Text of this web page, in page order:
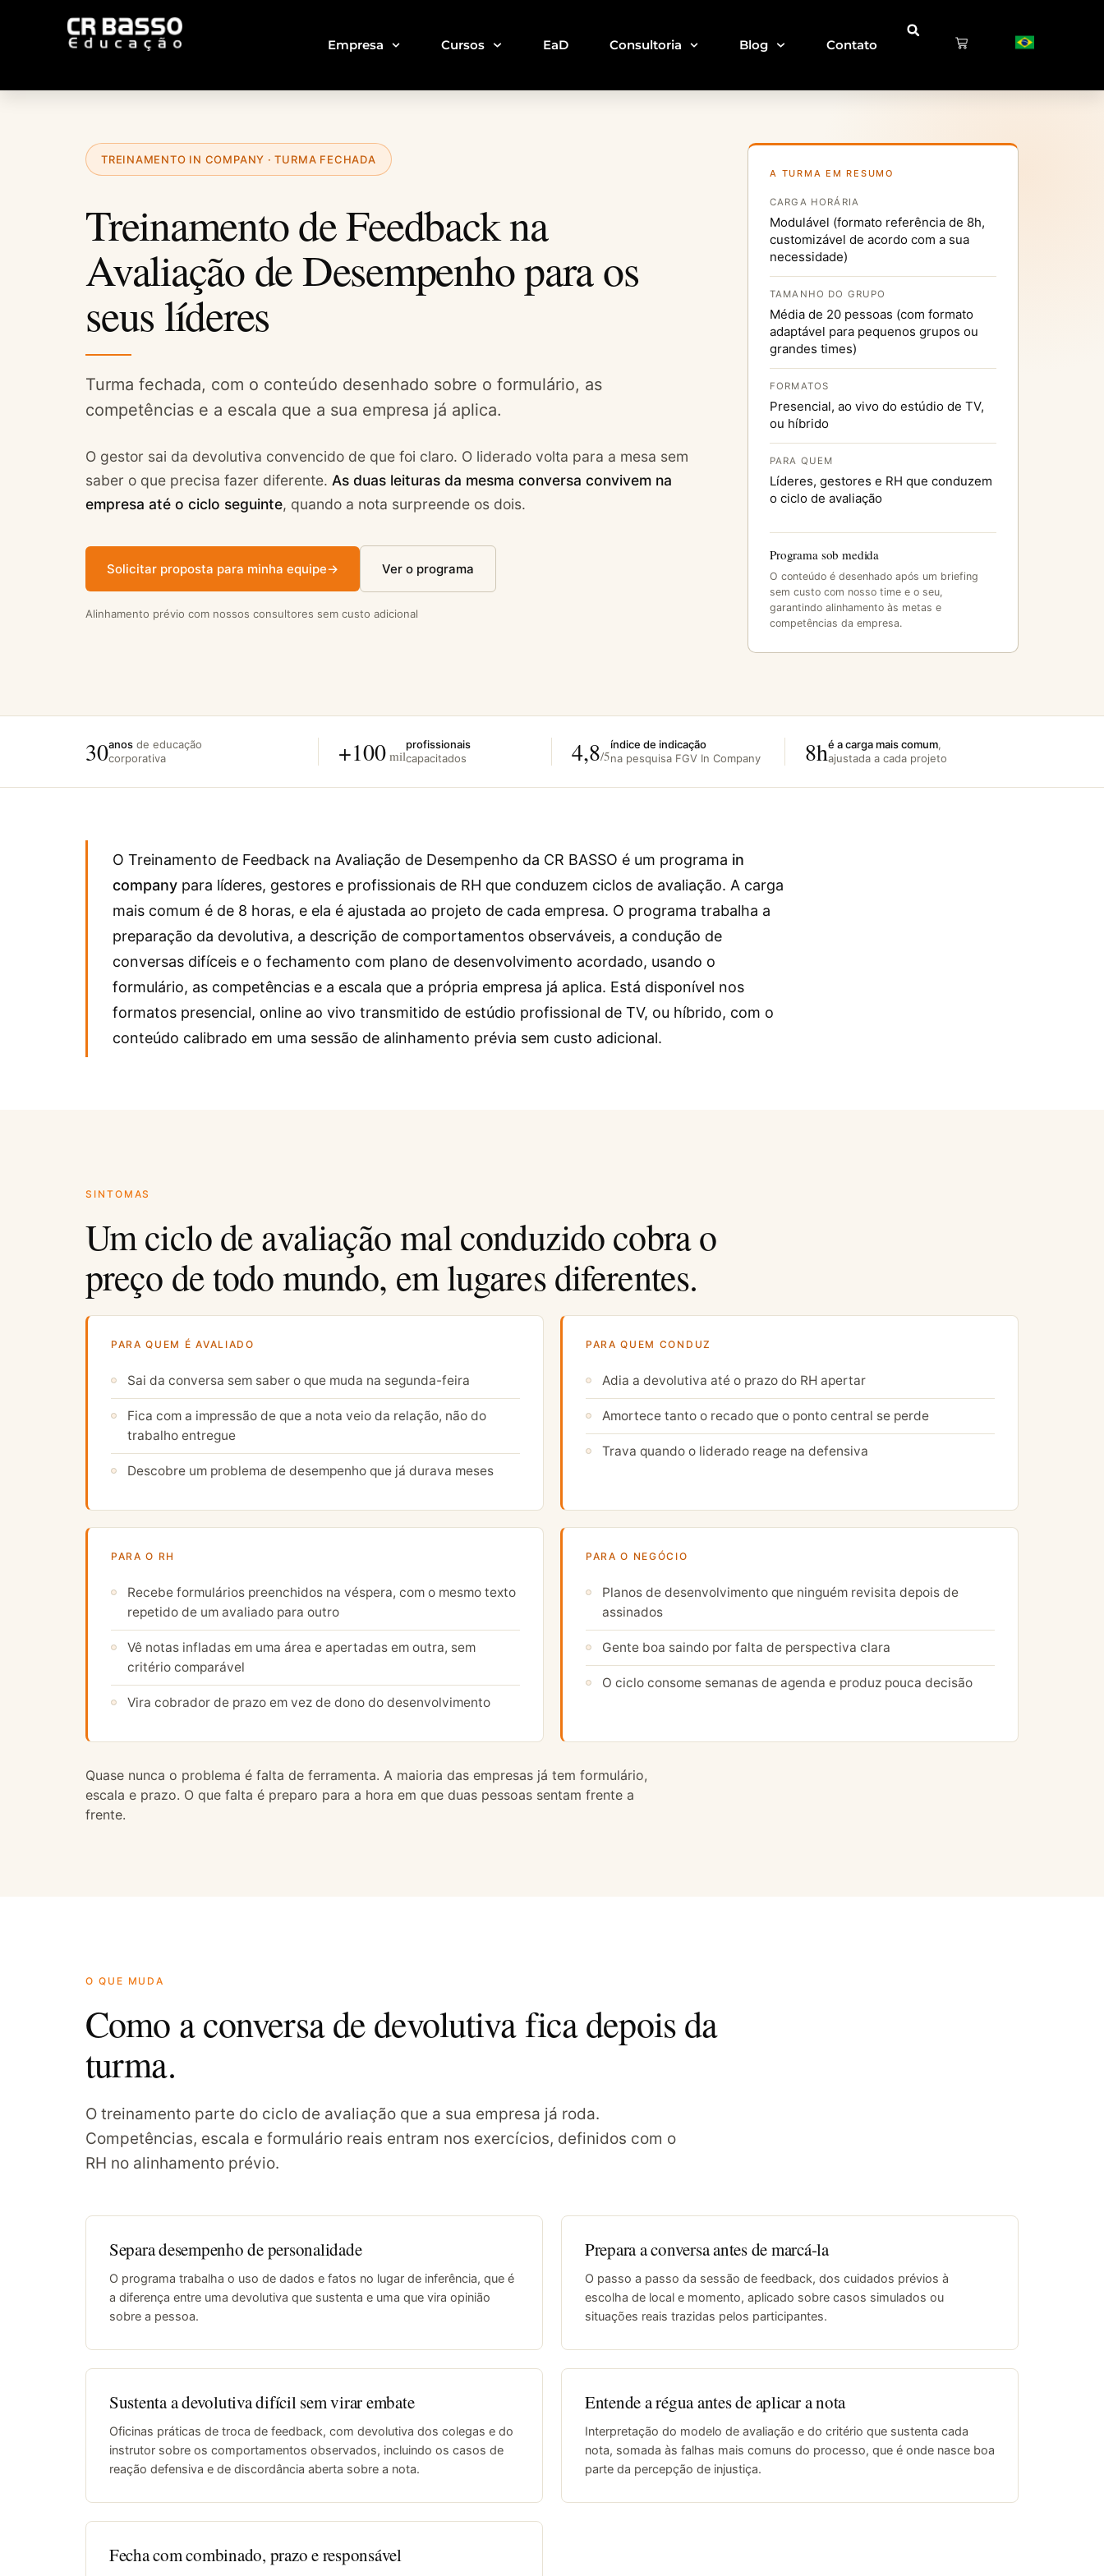
Empresa Cursos EaD Consultoria Blog Contato
TREINAMENTO IN COMPANY · TURMA FECHADA
Treinamento de Feedback na
Avaliação de Desempenho para os
seus líderes
Turma fechada, com o conteúdo desenhado sobre o formulário, as
competências e a escala que a sua empresa já aplica.
O gestor sai da devolutiva convencido de que foi claro. O liderado volta para a mesa sem
saber o que precisa fazer diferente. As duas leituras da mesma conversa convivem na
empresa até o ciclo seguinte, quando a nota surpreende os dois.
Solicitar proposta para minha equipe→ Ver o programa
Alinhamento prévio com nossos consultores sem custo adicional
A TURMA EM RESUMO
CARGA HORÁRIA
Modulável (formato referência de 8h,
customizável de acordo com a sua
necessidade)
TAMANHO DO GRUPO
Média de 20 pessoas (com formato
adaptável para pequenos grupos ou
grandes times)
FORMATOS
Presencial, ao vivo do estúdio de TV,
ou híbrido
PARA QUEM
Líderes, gestores e RH que conduzem
o ciclo de avaliação
Programa sob medida
O conteúdo é desenhado após um briefing
sem custo com nosso time e o seu,
garantindo alinhamento às metas e
competências da empresa.
30anos de educação
corporativa
+100 mil
profissionais
capacitados
4,8/5
índice de indicação
na pesquisa FGV In Company
8hé a carga mais comum,
ajustada a cada projeto
O Treinamento de Feedback na Avaliação de Desempenho da CR BASSO é um programa in
company para líderes, gestores e profissionais de RH que conduzem ciclos de avaliação. A carga
mais comum é de 8 horas, e ela é ajustada ao projeto de cada empresa. O programa trabalha a
preparação da devolutiva, a descrição de comportamentos observáveis, a condução de
conversas difíceis e o fechamento com plano de desenvolvimento acordado, usando o
formulário, as competências e a escala que a própria empresa já aplica. Está disponível nos
formatos presencial, online ao vivo transmitido de estúdio profissional de TV, ou híbrido, com o
conteúdo calibrado em uma sessão de alinhamento prévia sem custo adicional.
SINTOMAS
Um ciclo de avaliação mal conduzido cobra o
preço de todo mundo, em lugares diferentes.
PARA QUEM É AVALIADO
Sai da conversa sem saber o que muda na segunda-feira
Fica com a impressão de que a nota veio da relação, não do
trabalho entregue
Descobre um problema de desempenho que já durava meses
PARA QUEM CONDUZ
Adia a devolutiva até o prazo do RH apertar
Amortece tanto o recado que o ponto central se perde
Trava quando o liderado reage na defensiva
PARA O RH
Recebe formulários preenchidos na véspera, com o mesmo texto
repetido de um avaliado para outro
Vê notas infladas em uma área e apertadas em outra, sem
critério comparável
Vira cobrador de prazo em vez de dono do desenvolvimento
PARA O NEGÓCIO
Planos de desenvolvimento que ninguém revisita depois de
assinados
Gente boa saindo por falta de perspectiva clara
O ciclo consome semanas de agenda e produz pouca decisão
Quase nunca o problema é falta de ferramenta. A maioria das empresas já tem formulário,
escala e prazo. O que falta é preparo para a hora em que duas pessoas sentam frente a
frente.
O QUE MUDA
Como a conversa de devolutiva fica depois da
turma.
O treinamento parte do ciclo de avaliação que a sua empresa já roda.
Competências, escala e formulário reais entram nos exercícios, definidos com o
RH no alinhamento prévio.
Separa desempenho de personalidade
O programa trabalha o uso de dados e fatos no lugar de inferência, que é
a diferença entre uma devolutiva que sustenta e uma que vira opinião
sobre a pessoa.
Prepara a conversa antes de marcá-la
O passo a passo da sessão de feedback, dos cuidados prévios à
escolha de local e momento, aplicado sobre casos simulados ou
situações reais trazidas pelos participantes.
Sustenta a devolutiva difícil sem virar embate
Oficinas práticas de troca de feedback, com devolutiva dos colegas e do
instrutor sobre os comportamentos observados, incluindo os casos de
reação defensiva e de discordância aberta sobre a nota.
Entende a régua antes de aplicar a nota
Interpretação do modelo de avaliação e do critério que sustenta cada
nota, somada às falhas mais comuns do processo, que é onde nasce boa
parte da percepção de injustiça.
Fecha com combinado, prazo e responsável